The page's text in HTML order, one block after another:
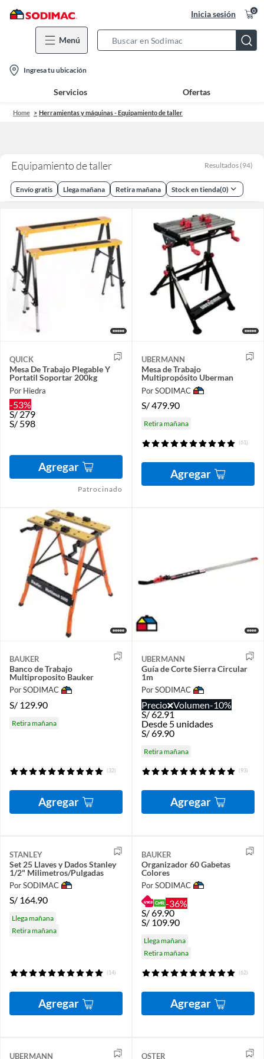
Inicia sesión 0
Menú
Bar
location-
icon
Ingresa tu ubicación
Servicios Ofertas
Home Herramientas y máquinas - Equipamiento de taller
Equipamiento de taller Resultados (94)
Envío gratis Llega mañana Retira mañana Stock en tienda(0)
QUICK
Mesa De Trabajo Plegable Y
Portatil Soportar 200kg
Por Hiedra
-53%
S/279
S/ 598
Agregar
Patrocinado
UBERMANN
Mesa de Trabajo
Multipropósito Uberman
Por SODIMAC
S/479.90
Retira mañana
(61)
Agregar
BAUKER
Banco de Trabajo
Multiproposito Bauker
Por SODIMAC
S/ 129.90
Retira mañana
(32)
Agregar
UBERMANN
Guía de Corte Sierra Circular
1m
Por SODIMAC
Precio Volumen-10%
S/62.91
Desde 5 unidades
S/69.90
Retira mañana
(93)
Agregar
STANLEY
Set 25 Llaves y Dados Stanley
1/2" Milimetros/Pulgadas
Por SODIMAC
S/ 164.90
Llega mañana
Retira mañana
(14)
Agregar
BAUKER
Organizador 60 Gabetas
Colores
Por SODIMAC
-36%
S/69.90
S/ 109.90
Llega mañana
Retira mañana
(62)
Agregar
UBERMANN OSTER